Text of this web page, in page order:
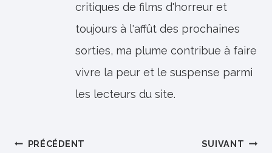
critiques de films d'horreur et
toujours à l'affût des prochaines
sorties, ma plume contribue à faire
vivre la peur et le suspense parmi
les lecteurs du site.
Navigation
PRÉCÉDENT SUIVANT